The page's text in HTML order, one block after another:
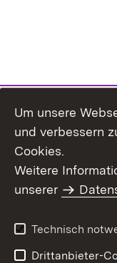
Um unsere
und verbessern
Cookies.
Weitere
unserer
Technisch
Drittanbieter-